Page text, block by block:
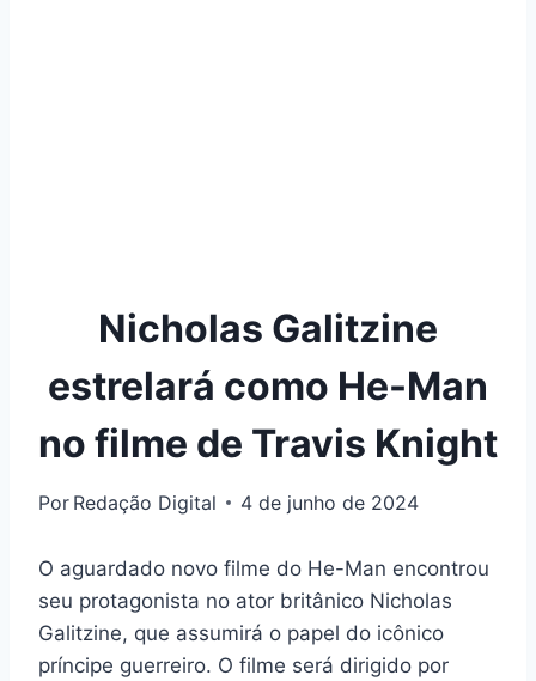
Nicholas Galitzine
estrelará como He-Man
no filme de Travis Knight
Por Redação Digital 4 de junho de 2024
O aguardado novo filme do He-Man encontrou
seu protagonista no ator britânico Nicholas
Galitzine, que assumirá o papel do icônico
príncipe guerreiro. O filme será dirigido por